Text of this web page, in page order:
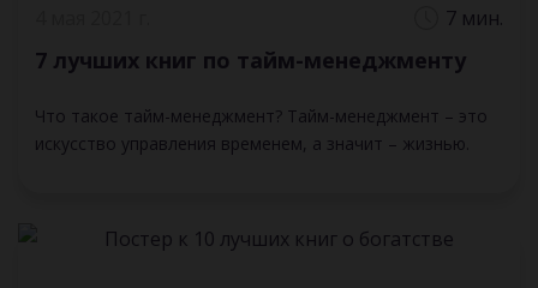
7 мин.
7 лучших книг по тайм-менеджменту
Что такое тайм-менеджмент? Тайм-менеджмент – это
искусство управления временем, а значит – жизнью.